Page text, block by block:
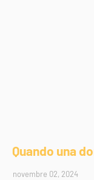
Quando una
novembre 02, 2024